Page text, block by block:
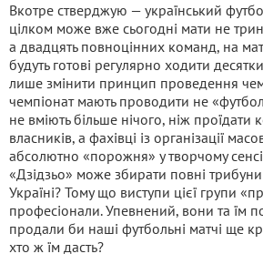
Вкотре стверджую — український
цілком може вже сьогодні мати не
а двадцять повноцінних команд, на
будуть готові регулярно ходити
лише змінити принцип проведення
чемпіонат мають проводити не
не вміють більше нічого, ніж
власників, а фахівці із організації
абсолютно «порожня» у творчому
«Дзідзьо» може збирати повні трибуни
Україні? Тому що виступи цієї групи
професіонали. Упевнений, вони та їм
продали би наші футбольні матчі ще
хто ж їм дасть?